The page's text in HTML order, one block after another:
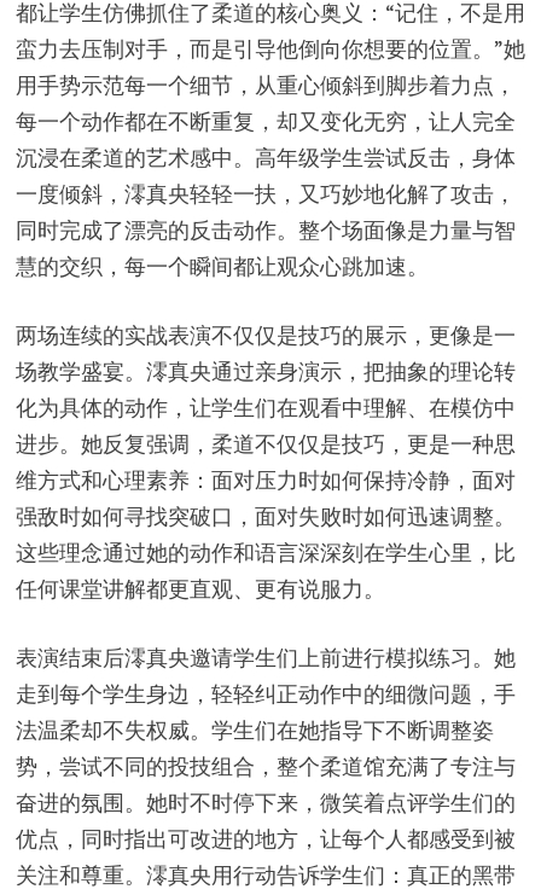
都让学生仿佛抓住了柔道的核心奥义：“记住，不是用
蛮力去压制对手，而是引导他倒向你想要的位置。”她
用手势示范每一个细节，从重心倾斜到脚步着力点，
每一个动作都在不断重复，却又变化无穷，让人完全
沉浸在柔道的艺术感中。高年级学生尝试反击，身体
一度倾斜，澪真央轻轻一扶，又巧妙地化解了攻击，
同时完成了漂亮的反击动作。整个场面像是力量与智
慧的交织，每一个瞬间都让观众心跳加速。
两场连续的实战表演不仅仅是技巧的展示，更像是一
场教学盛宴。澪真央通过亲身演示，把抽象的理论转
化为具体的动作，让学生们在观看中理解、在模仿中
进步。她反复强调，柔道不仅仅是技巧，更是一种思
维方式和心理素养：面对压力时如何保持冷静，面对
强敌时如何寻找突破口，面对失败时如何迅速调整。
这些理念通过她的动作和语言深深刻在学生心里，比
任何课堂讲解都更直观、更有说服力。
表演结束后澪真央邀请学生们上前进行模拟练习。她
走到每个学生身边，轻轻纠正动作中的细微问题，手
法温柔却不失权威。学生们在她指导下不断调整姿
势，尝试不同的投技组合，整个柔道馆充满了专注与
奋进的氛围。她时不时停下来，微笑着点评学生们的
优点，同时指出可改进的地方，让每个人都感受到被
关注和尊重。澪真央用行动告诉学生们：真正的黑带